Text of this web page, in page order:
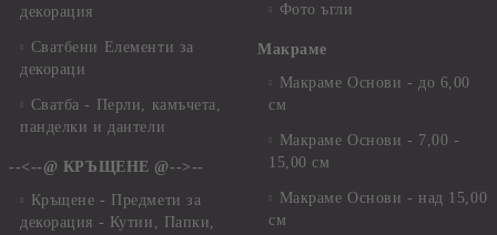
декорация
Сватбени Елементи за
декораци
Сватба - Перли, камъчета,
панделки и дантели
--<--@ КРЪЩЕНЕ @-->--
Кръщене - Предмети за
декорация - Кутии, Папки,
Фото ъгли
Макраме
Макраме Основи - до 6,00
см
Макраме Основи - 7,00 -
15,00 см
Макраме Основи - над 15,00
см